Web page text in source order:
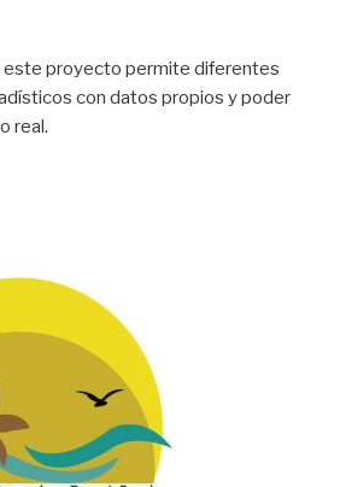
este proyecto permite diferentes
con datos propios y poder
real.